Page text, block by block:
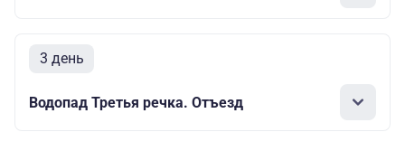
3 день
Водопад Третья речка. Отъезд